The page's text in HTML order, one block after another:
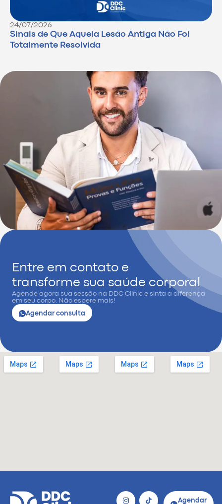
24/07/2026
Sinais de Que Aquela Lesão Antiga Não Foi
Totalmente Resolvida
Entre em contato e
transforme sua saúde corporal
Agende agora sua sessão na DDC Clinic e sinta a diferença
em seu corpo. Não espere mais!
Agendar consulta
Agendar